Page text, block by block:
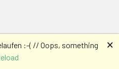
:-( // Oops, something
🗙